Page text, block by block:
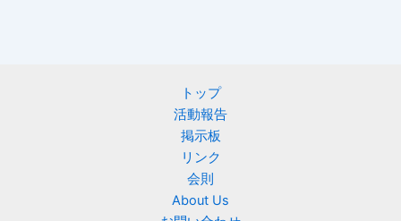
トップ
活動報告
掲示板
リンク
会則
About Us